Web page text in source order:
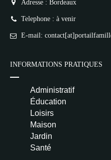
Adresse : Bordeaux
Telephone : à venir
E-mail:
INFORMATIONS PRATIQUES
Administratif
Éducation
Loisirs
Maison
Jardin
Santé